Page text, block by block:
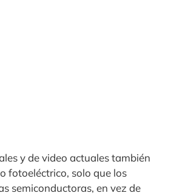
y de video actuales también
fotoeléctrico, solo que los
semiconductoras, en vez de